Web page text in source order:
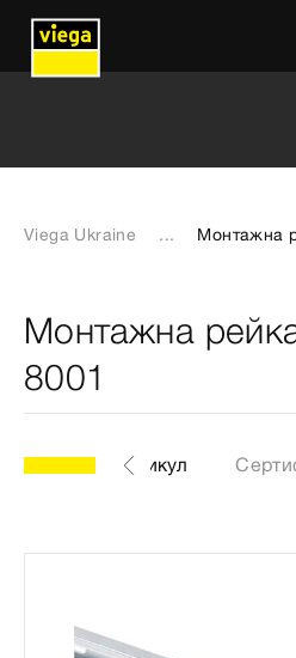
Viega Ukraine ... Монтажна
Монтажна
8001
8001 Артикул